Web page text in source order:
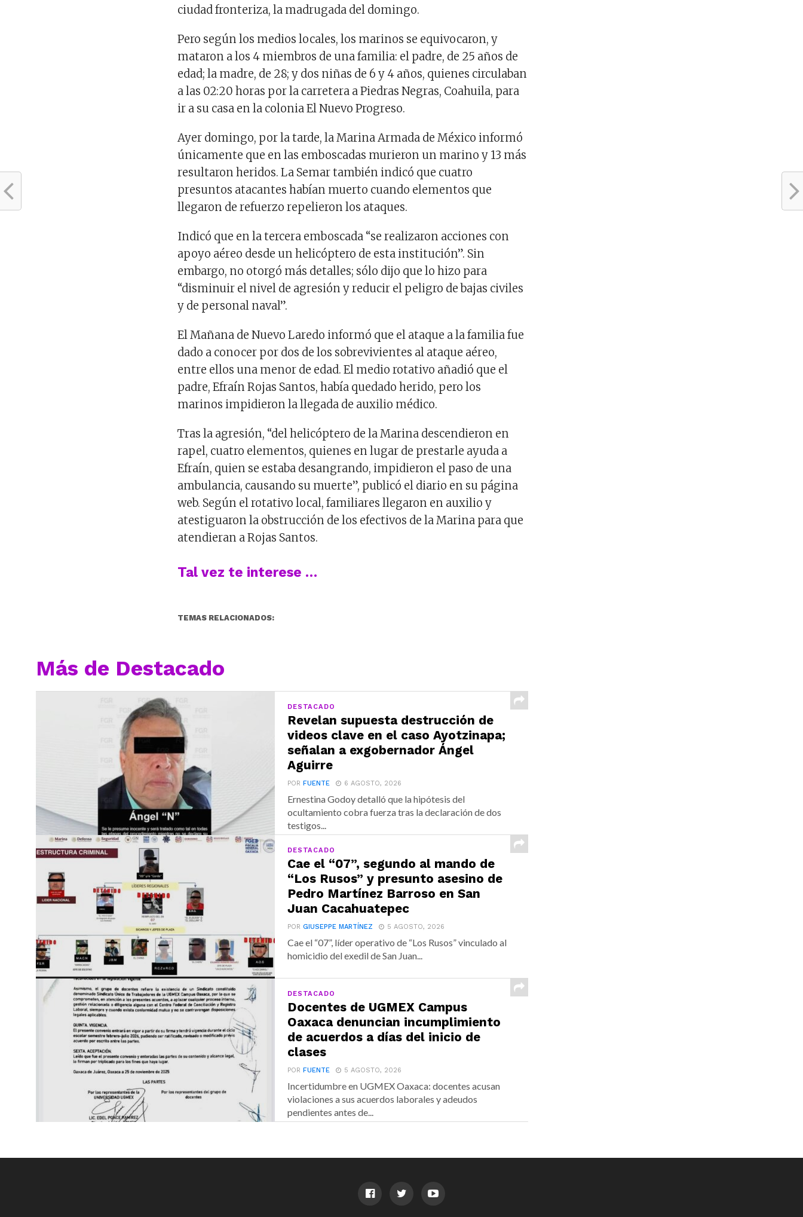
ciudad fronteriza, la madrugada del domingo.
Pero según los medios locales, los marinos se equivocaron, y
mataron a los 4 miembros de una familia: el padre, de 25 años de
edad; la madre, de 28; y dos niñas de 6 y 4 años, quienes circulaban
a las 02:20 horas por la carretera a Piedras Negras, Coahuila, para
ir a su casa en la colonia El Nuevo Progreso.
Ayer domingo, por la tarde, la Marina Armada de México informó
únicamente que en las emboscadas murieron un marino y 13 más
resultaron heridos. La Semar también indicó que cuatro
presuntos atacantes habían muerto cuando elementos que
llegaron de refuerzo repelieron los ataques.
Indicó que en la tercera emboscada “se realizaron acciones con
apoyo aéreo desde un helicóptero de esta institución”. Sin
embargo, no otorgó más detalles; sólo dijo que lo hizo para
“disminuir el nivel de agresión y reducir el peligro de bajas civiles
y de personal naval”.
El Mañana de Nuevo Laredo informó que el ataque a la familia fue
dado a conocer por dos de los sobrevivientes al ataque aéreo,
entre ellos una menor de edad. El medio rotativo añadió que el
padre, Efraín Rojas Santos, había quedado herido, pero los
marinos impidieron la llegada de auxilio médico.
Tras la agresión, “del helicóptero de la Marina descendieron en
rapel, cuatro elementos, quienes en lugar de prestarle ayuda a
Efraín, quien se estaba desangrando, impidieron el paso de una
ambulancia, causando su muerte”, publicó el diario en su página
web. Según el rotativo local, familiares llegaron en auxilio y
atestiguaron la obstrucción de los efectivos de la Marina para que
atendieran a Rojas Santos.
Tal vez te interese …
TEMAS RELACIONADOS:
Más de Destacado
DESTACADO
Revelan supuesta destrucción de
videos clave en el caso Ayotzinapa;
señalan a exgobernador Ángel
Aguirre
PORFUENTE 6 AGOSTO, 2026
Ernestina Godoy detalló que la hipótesis del
ocultamiento cobra fuerza tras la declaración de dos
testigos...
DESTACADO
Cae el “07”, segundo al mando de
“Los Rusos” y presunto asesino de
Pedro Martínez Barroso en San
Juan Cacahuatepec
PORGIUSEPPE MARTÍNEZ 5 AGOSTO, 2026
Cae el “07”, líder operativo de “Los Rusos” vinculado al
homicidio del exedil de San Juan...
DESTACADO
Docentes de UGMEX Campus
Oaxaca denuncian incumplimiento
de acuerdos a días del inicio de
clases
PORFUENTE 5 AGOSTO, 2026
Incertidumbre en UGMEX Oaxaca: docentes acusan
violaciones a sus acuerdos laborales y adeudos
pendientes antes de...